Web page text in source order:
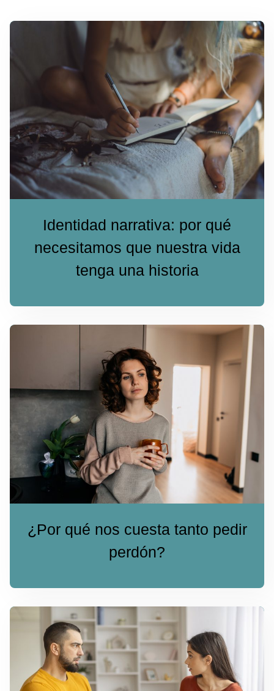
Identidad narrativa: por qué
necesitamos que nuestra vida
tenga una historia
¿Por qué nos cuesta tanto pedir
perdón?